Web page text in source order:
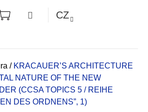
NÁKUPNÍ
KOŠÍK MENUCZ
/ KRACAUER’S ARCHITECTURE
NATURE OF THE NEW
(CCSA TOPICS 5 / REIHE
DES ORDNENS”, 1)